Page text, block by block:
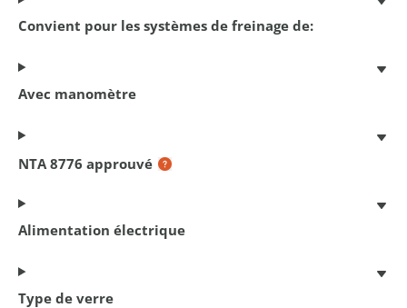
Convient pour les systèmes de freinage de:
Avec manomètre
NTA 8776 approuvé
Alimentation électrique
Type de verre
Antivol á chaîne Cityline M 85
85 cm x 5.5 mm
€ 17,95